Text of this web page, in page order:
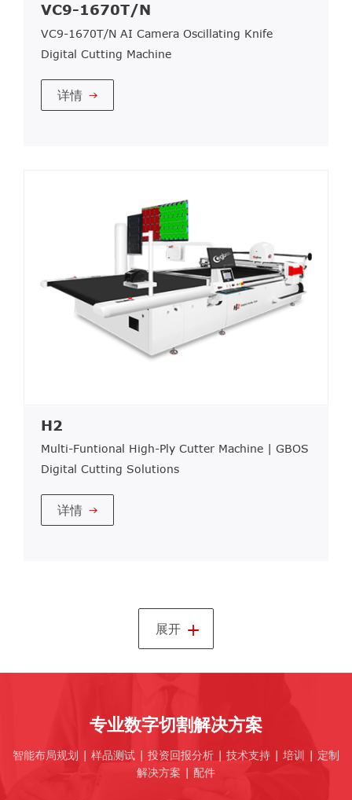
VC9-1670T/N
VC9-1670T/N AI Camera Oscillating Knife
Digital Cutting Machine
详情
H2
Multi-Funtional High-Ply Cutter Machine | GBOS
Digital Cutting Solutions
详情
展开 +
专业数字切割解决方案
智能布局规划 | 样品测试 | 投资回报分析 | 技术支持 | 培训 | 定制
解决方案 | 配件